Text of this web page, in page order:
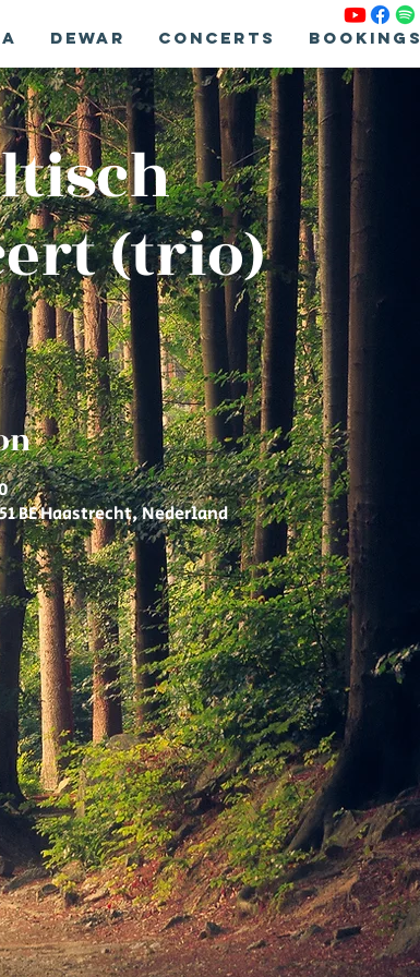
Dewar Concerts Bookings
(trio)
BE Haastrecht, Nederland